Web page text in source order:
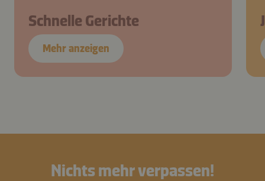
Schnelle Gerichte
Mehr anzeigen
Nichts mehr verpassen!